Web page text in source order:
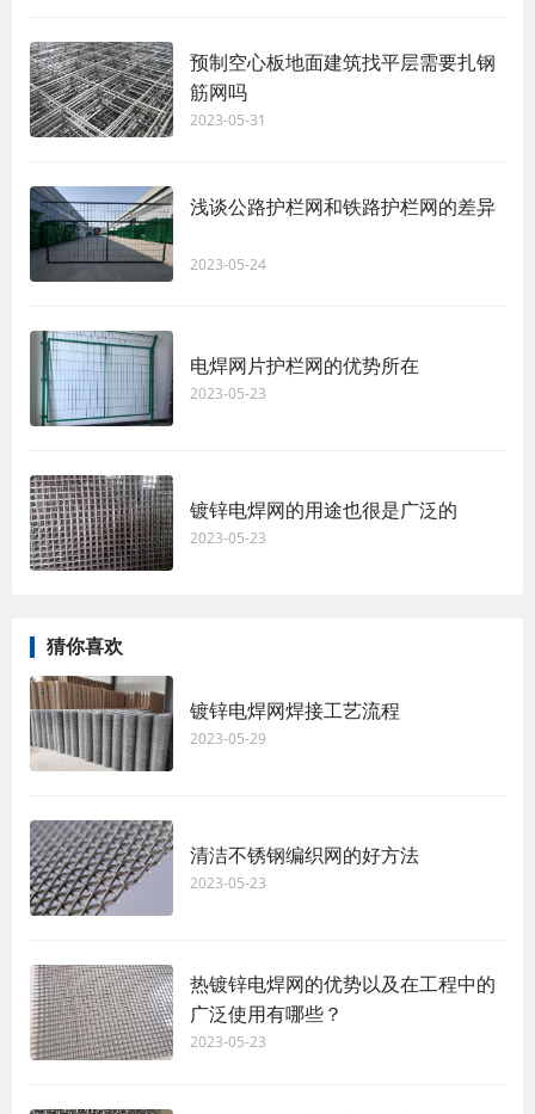
预制空心板地面建筑找平层需要扎钢
筋网吗
2023-05-31
浅谈公路护栏网和铁路护栏网的差异
2023-05-24
电焊网片护栏网的优势所在
2023-05-23
镀锌电焊网的用途也很是广泛的
2023-05-23
猜你喜欢
镀锌电焊网焊接工艺流程
2023-05-29
清洁不锈钢编织网的好方法
2023-05-23
热镀锌电焊网的优势以及在工程中的
广泛使用有哪些？
2023-05-23